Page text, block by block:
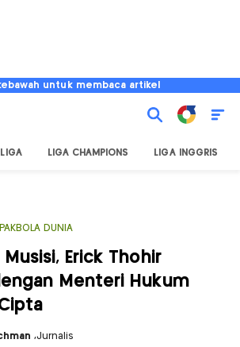
untuk membaca artikel
LIGA CHAMPIONS LIGA INGGRIS
DUNIA
Musisi, Erick Thohir
Menteri Hukum
,Jurnalis